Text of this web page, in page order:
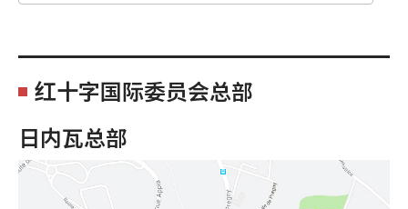
红十字国际委员会总部
日内瓦总部